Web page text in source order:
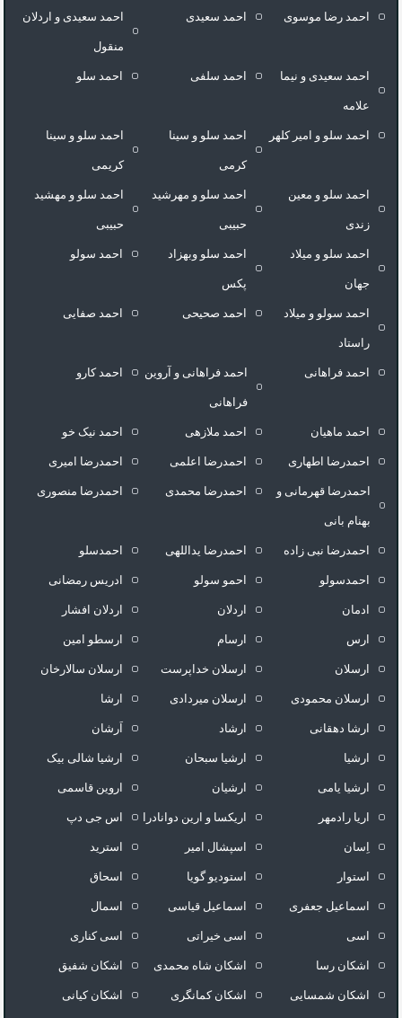
احمد رضا موسوی احمد سعیدی احمد سعیدی و اردلان
منقول
احمد سعیدی و نیما
علامه
احمد سلفی احمد سلو
احمد سلو و امیر کلهر احمد سلو و سینا
کرمی
احمد سلو و سینا
کریمی
احمد سلو و معین
زندی
احمد سلو و مهرشید
حبیبی
احمد سلو و مهشید
حبیبی
احمد سلو و میلاد
جهان
احمد سلو وبهزاد
پکس
احمد سولو
احمد سولو و میلاد
راستاد
احمد صحیحی احمد صفایی
احمد فراهانی احمد فراهانی و آروین
فراهانی
احمد کارو
احمد ماهیان احمد ملازهی احمد نیک خو
احمدرضا اطهاری احمدرضا اعلمی احمدرضا امیری
احمدرضا قهرمانی و
بهنام بانی
احمدرضا محمدی احمدرضا منصوری
احمدرضا نبی زاده احمدرضا یداللهی احمدسلو
احمدسولو احمو سولو ادریس رمضانی
ادمان اردلان اردلان افشار
ارس ارسام ارسطو امین
ارسلان ارسلان خداپرست ارسلان سالارخان
ارسلان محمودی ارسلان میردادی ارشا
ارشا دهقانی ارشاد اَرشان
ارشیا ارشیا سبحان ارشیا شالی بیک
ارشیا یامی ارشیان اروین قاسمی
اریا رادمهر اریکسا و ارین دوانادرا اس جی دپ
اِسان اسپشال امیر استرید
استوار استودیو گویا اسحاق
اسماعیل جعفری اسماعیل قیاسی اسمال
اسی اسی خیراتی اسی کناری
اشکان رسا اشکان شاه محمدی اشکان شفیق
اشکان شمسایی اشکان‌ کمانگری اشکان کیانی